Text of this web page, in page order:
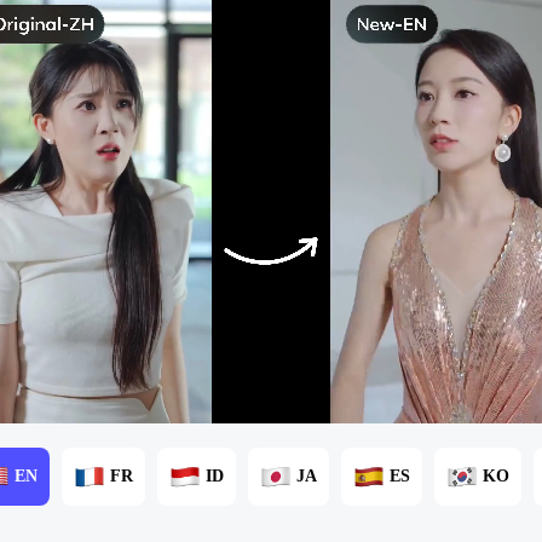
EN FR ID JA ES KO